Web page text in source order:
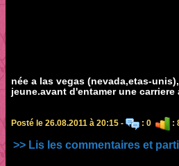
née a las vegas (nevada,etas-
jeune.avant d'entamer une
Posté le 26.08.2011 à 20:15 - : 0 :
>> Lis les commentaires et